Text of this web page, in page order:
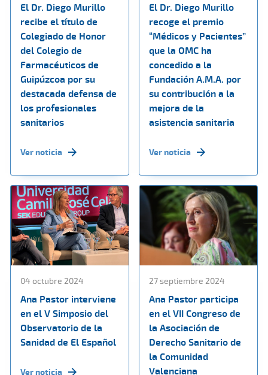
El Dr. Diego Murillo
recibe el título de
Colegiado de Honor
del Colegio de
Farmacéuticos de
Guipúzcoa por su
destacada defensa de
los profesionales
sanitarios
Ver noticia
El Dr. Diego Murillo
recoge el premio
“Médicos y Pacientes”
que la OMC ha
concedido a la
Fundación A.M.A. por
su contribución a la
mejora de la
asistencia sanitaria
Ver noticia
04 octubre 2024
Ana Pastor interviene
en el V Simposio del
Observatorio de la
Sanidad de El Español
Ver noticia
27 septiembre 2024
Ana Pastor participa
en el VII Congreso de
la Asociación de
Derecho Sanitario de
la Comunidad
Valenciana